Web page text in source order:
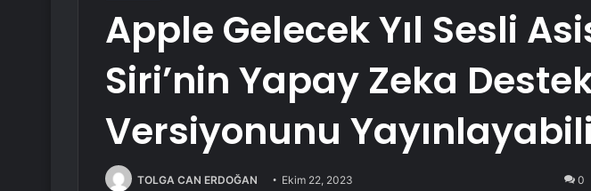
Apple Gelecek Yıl Sesli
Siri’nin Yapay Zeka
Versiyonunu
TOLGA CAN ERDOĞAN Ekim 22, 2023 0